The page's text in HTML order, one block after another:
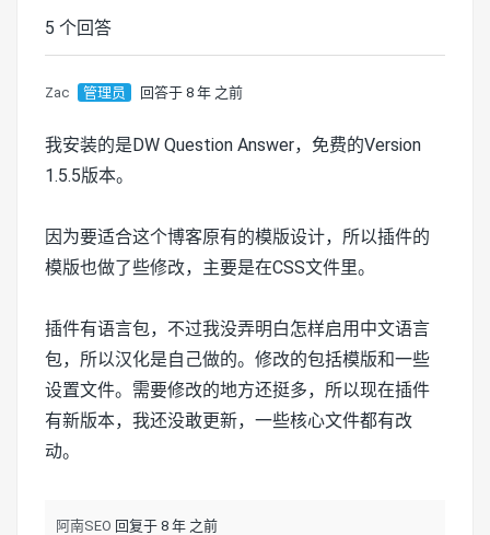
5 个回答
Zac 管理员 回答于 8 年 之前
我安装的是DW Question Answer，免费的Version
1.5.5版本。
因为要适合这个博客原有的模版设计，所以插件的
模版也做了些修改，主要是在CSS文件里。
插件有语言包，不过我没弄明白怎样启用中文语言
包，所以汉化是自己做的。修改的包括模版和一些
设置文件。需要修改的地方还挺多，所以现在插件
有新版本，我还没敢更新，一些核心文件都有改
动。
阿南SEO 回复于 8 年 之前